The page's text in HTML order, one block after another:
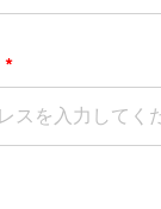
*